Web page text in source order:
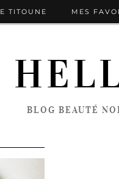
BLOG BEAUTÉ
TITOUNE MES